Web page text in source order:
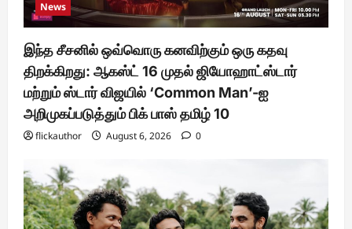
News
இந்த சீசனில் ஒவ்வொரு கனவிற்கும் ஒரு கதவு
திறக்கிறது: ஆகஸ்ட் 16 முதல் ஜியோஹாட்ஸ்டார்
மற்றும் ஸ்டார் விஜயில் ‘Common Man’-ஐ
அறிமுகப்படுத்தும் பிக் பாஸ் தமிழ் 10
flickauthor August 6, 2026 0